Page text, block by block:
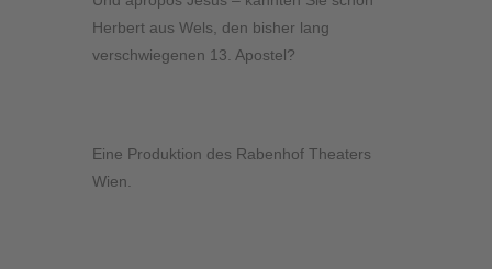
Herbert aus Wels, den bisher lang
verschwiegenen 13. Apostel?
Eine Produktion des Rabenhof Theaters
Wien.